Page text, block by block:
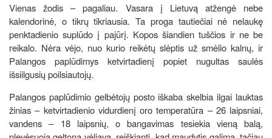
Vienas žodis – pagaliau. Vasara į Lietuvą atžengė nebe
kalendorinė, o tikrų tikriausia. Ta proga tautiečiai nė nelaukę
penktadienio suplūdo į pajūrį. Kopos šiandien tuščios ir ne be
reikalo. Nėra vėjo, nuo kurio reikėtų slėptis už smėlio kalnų, ir
Palangos paplūdimys ketvirtadienį popiet nugultas saulės
išsiilgusių poilsiautojų.
Palangos paplūdimio gelbėtojų posto iškaba skelbia ilgai lauktas
žinias – ketvirtadienio vidurdienį oro temperatūra – 26 laipsniai,
vandens – 18 laipsnių, o bangavimas tesiekia vieną balą,